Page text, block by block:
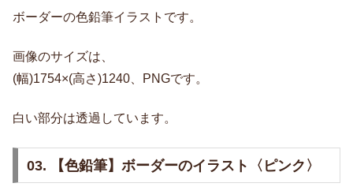
ボーダーの色鉛筆イラストです。
画像のサイズは、
(幅)1754×(高さ)1240、PNGです。
白い部分は透過しています。
03. 【色鉛筆】ボーダーのイラスト〈ピンク〉